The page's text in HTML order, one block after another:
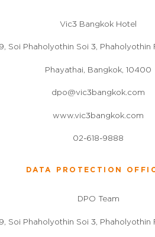
Vic3 Bangkok Hotel
Soi Phaholyothin Soi 3, Phaholyothin
Phayathai, Bangkok, 10400
dpo@vic3bangkok.com
www.vic3bangkok.com
02-618-9888
DATA PROTECTION
DPO Team
Soi Phaholyothin Soi 3, Phaholyothin